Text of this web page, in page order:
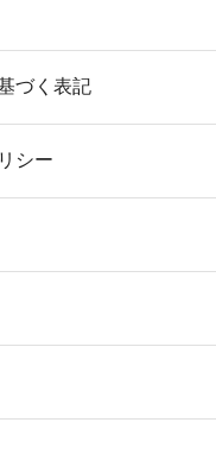
づく表記
シー